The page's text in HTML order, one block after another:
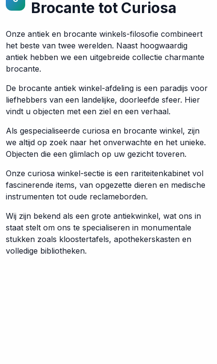
Brocante tot Curiosa
Onze antiek en brocante winkels-filosofie combineert
het beste van twee werelden. Naast hoogwaardig
antiek hebben we een uitgebreide collectie charmante
brocante.
De brocante antiek winkel-afdeling is een paradijs voor
liefhebbers van een landelijke, doorleefde sfeer. Hier
vindt u objecten met een ziel en een verhaal.
Als gespecialiseerde curiosa en brocante winkel, zijn
we altijd op zoek naar het onverwachte en het unieke.
Objecten die een glimlach op uw gezicht toveren.
Onze curiosa winkel-sectie is een rariteitenkabinet vol
fascinerende items, van opgezette dieren en medische
instrumenten tot oude reclameborden.
Wij zijn bekend als een grote antiekwinkel, wat ons in
staat stelt om ons te specialiseren in monumentale
stukken zoals kloostertafels, apothekerskasten en
volledige bibliotheken.